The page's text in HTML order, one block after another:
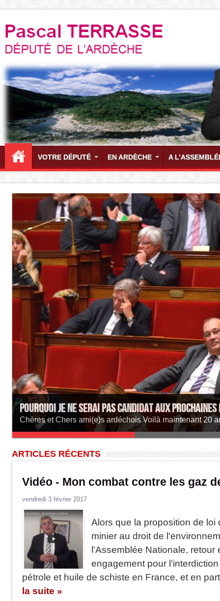
VOTRE DÉPUTÉ EN ARDÈCHE A
Pourquoi je ne serai pas candidat aux
Chères et Chers ami(e)s ardéchois Voilà maintenant 20
ARTICLES RÉCENTS
Vidéo - Mon combat contre les gaz
vendredi 3 février 2017
Alors que la proposition de
minier au droit de
l'Assemblée Nationale, retour
engagement pour
pétrole et huile de schiste en France, et en
la suite »